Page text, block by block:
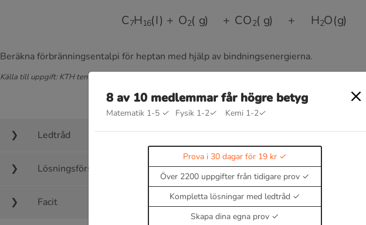
7H 16( + O +CO 2 g ( g
Beräkna förbränningsentalpi för heptan med hjälp av bindningsenergierna.
Källa till uppgift: KTH ten 21 06 09
Ledtråd
Lösningsförslag
Facit
8 av 10 medlemmar får högre betyg
Matematik 1-5 ✓ Fysik 1-2✓ Kemi 1-2✓
Prova i 30 dagar för 19 kr
Över 2200 uppgifter från tidigare prov
Kompletta lösningar med ledtråd
Skapa dina egna prov